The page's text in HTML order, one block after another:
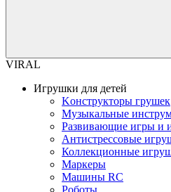
VIRAL
Игрушки для детей
Kонструкторы грушек
Музыкальные
Развивающие игры и
Антистрессовые
Коллекционные
Маркеры
Машины RC
Роботы